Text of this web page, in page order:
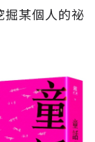
掘某個人的祕